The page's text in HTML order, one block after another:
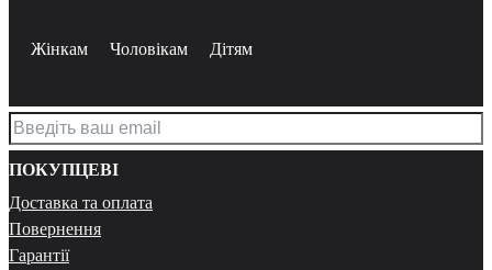
Жінкам Чоловікам Дітям
ПОКУПЦЕВІ
Доставка та оплата
Повернення
Гарантії